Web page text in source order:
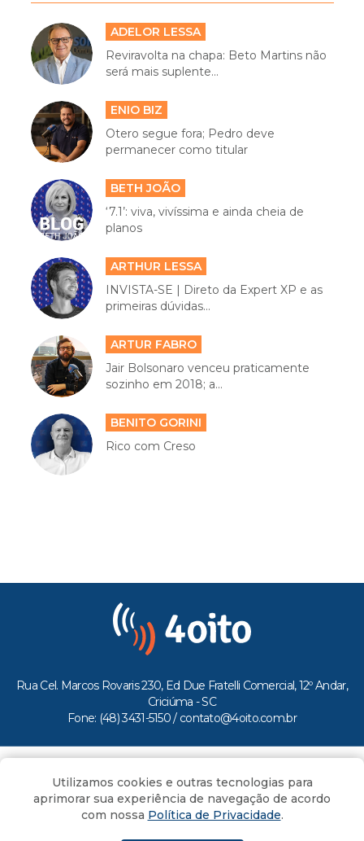
ADELOR LESSA
Reviravolta na chapa: Beto Martins não
será mais suplente...
ENIO BIZ
Otero segue fora; Pedro deve
permanecer como titular
BETH JOÃO
‘7.1’: viva, vivíssima e ainda cheia de
planos
ARTHUR LESSA
INVISTA-SE | Direto da Expert XP e as
primeiras dúvidas...
ARTUR FABRO
Jair Bolsonaro venceu praticamente
sozinho em 2018; a...
BENITO GORINI
Rico com Creso
Rua Cel. Marcos Rovaris 230, Ed Due Fratelli Comercial, 12º Andar,
Criciúma - SC
Fone: (48) 3431-5150 / contato@4oito.com.br
Todos os direitos reservados ao Portal 4oito
Utilizamos cookies e outras tecnologias para
aprimorar sua experiência de navegação de acordo
com nossa Política de Privacidade.